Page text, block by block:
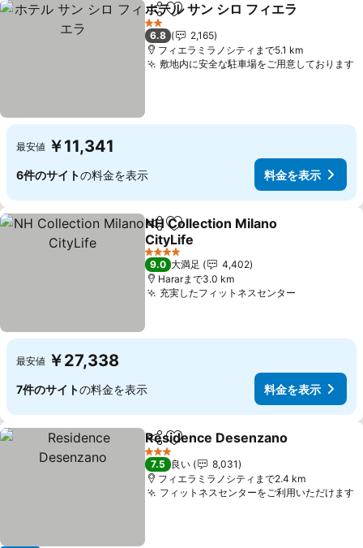
シェアお気に入りに追加
ホテル サン シロ フィエラ
2 ホテルのランク
6.8
2,165
フィエラミラノシティまで5.1 km
敷地内に安全な駐車場をご用意しております
最安値 ￥11,341
6件のサイトの料金を表示 料金を表示
シェアお気に入りに追加
NH Collection Milano
CityLife
4 ホテルのランク
9.0 大満足
4,402
Hararまで3.0 km
充実したフィットネスセンター
最安値 ￥27,338
7件のサイトの料金を表示 料金を表示
シェアお気に入りに追加
Residence Desenzano
3 ホテルのランク
7.5 良い
8,031
フィエラミラノシティまで2.4 km
フィットネスセンターをご利用いただけます